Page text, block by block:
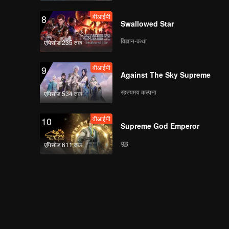
8
एपिसोड 235 तक
वीआईपी
Swallowed Star
विज्ञान-कथा
9
एपिसोड 534 तक
वीआईपी
Against The Sky Supreme
रहस्यमय कल्पना
10
एपिसोड 611 तक
वीआईपी
Supreme God Emperor
युद्ध